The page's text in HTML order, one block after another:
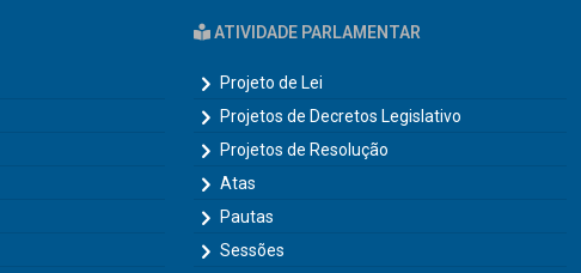
ATIVIDADE PARLAMENTAR
Projeto de Lei
Projetos de Decretos Legislativo
Projetos de Resolução
Atas
Pautas
Sessões